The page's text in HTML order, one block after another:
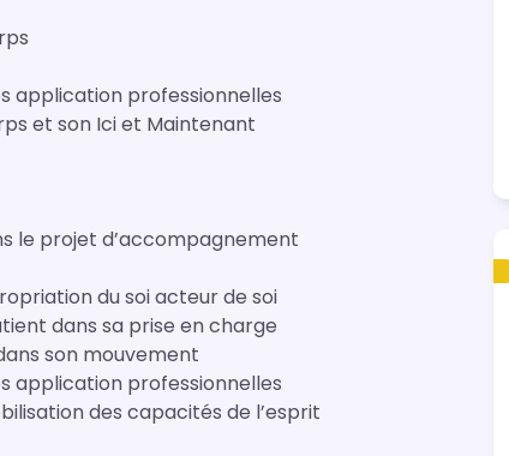
application professionnelles
et son Ici et Maintenant
le projet d’accompagnement
du soi acteur de soi
dans sa prise en charge
son mouvement
application professionnelles
des capacités de l’esprit